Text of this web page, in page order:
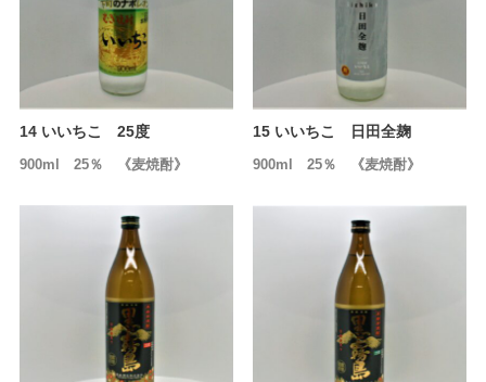
14 いいちこ 25度
900ml 25％ 《麦焼酎》
15 いいちこ 日田全麹
900ml 25％ 《麦焼酎》